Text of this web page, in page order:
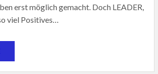
erst möglich gemacht. Doch LEADER,
viel Positives…